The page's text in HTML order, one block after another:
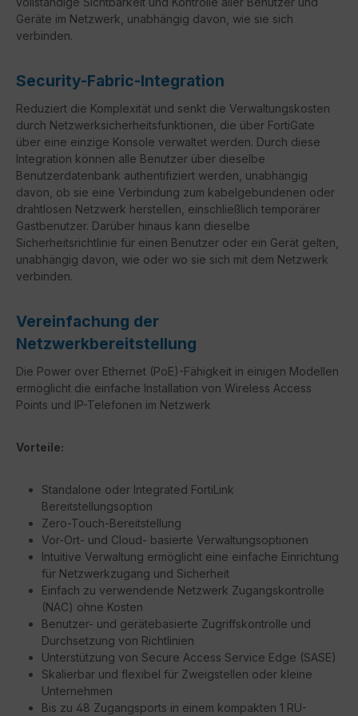
Geräte im Netzwerk, unabhängig davon, wie sie sich
verbinden.
Security-Fabric-Integration
Reduziert die Komplexität und senkt die Verwaltungskosten
durch Netzwerksicherheitsfunktionen, die über FortiGate
über eine einzige Konsole verwaltet werden. Durch diese
Integration können alle Benutzer über dieselbe
Benutzerdatenbank authentifiziert werden, unabhängig
davon, ob sie eine Verbindung zum kabelgebundenen oder
drahtlosen Netzwerk herstellen, einschließlich temporärer
Gastbenutzer. Darüber hinaus kann dieselbe
Sicherheitsrichtlinie für einen Benutzer oder ein Gerät gelten,
unabhängig davon, wie oder wo sie sich mit dem Netzwerk
verbinden.
Vereinfachung der
Netzwerkbereitstellung
Die Power over Ethernet (PoE)-Fähigkeit in einigen Modellen
ermöglicht die einfache Installation von Wireless Access
Points und IP-Telefonen im Netzwerk
Vorteile:
Standalone oder Integrated FortiLink
Bereitstellungsoption
Zero-Touch-Bereitstellung
Vor-Ort- und Cloud- basierte Verwaltungsoptionen
Intuitive Verwaltung ermöglicht eine einfache Einrichtung
für Netzwerkzugang und Sicherheit
Einfach zu verwendende Netzwerk Zugangskontrolle
(NAC) ohne Kosten
Benutzer- und gerätebasierte Zugriffskontrolle und
Durchsetzung von Richtlinien
Unterstützung von Secure Access Service Edge (SASE)
Skalierbar und flexibel für Zweigstellen oder kleine
Unternehmen
Bis zu 48 Zugangsports in einem kompakten 1 RU-